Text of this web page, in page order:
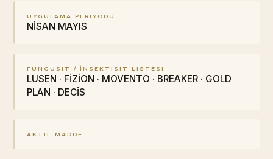
UYGULAMA PERIYODU
NİSAN MAYIS
FUNGUSIT / İNSEKTISIT LISTESI
LUSEN · FİZİON · MOVENTO · BREAKER · GOLD
PLAN · DECİS
AKTIF MADDE